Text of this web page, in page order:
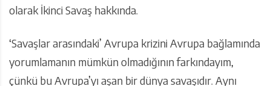
olarak İkinci Savaş hakkında.
‘Savaşlar arasındaki’ Avrupa krizini Avrupa bağlamında
yorumlamanın mümkün olmadığının farkındayım,
çünkü bu Avrupa’yı aşan bir dünya savaşıdır. Aynı